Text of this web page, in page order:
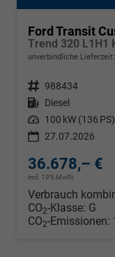
Ford Transit
unverbindliche Lieferzeit:
Fahrzeugnr. 988434
Kraftstoff Diesel
Leistung 100 kW (136 PS)
27.07.2026
36.678,– €
incl. 19% MwSt.
Verbrauch
CO2-Klasse: G
CO2-Emissionen: